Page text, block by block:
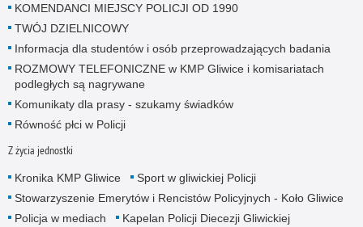
KOMENDANCI MIEJSCY POLICJI OD 1990
TWÓJ DZIELNICOWY
Informacja dla studentów i osób przeprowadzających badania
ROZMOWY TELEFONICZNE w KMP Gliwice i komisariatach
podległych są nagrywane
Komunikaty dla prasy - szukamy świadków
Równość płci w Policji
Z życia jednostki
Kronika KMP Gliwice
Sport w gliwickiej Policji
Stowarzyszenie Emerytów i Rencistów Policyjnych - Koło Gliwice
Policja w mediach
Kapelan Policji Diecezji Gliwickiej